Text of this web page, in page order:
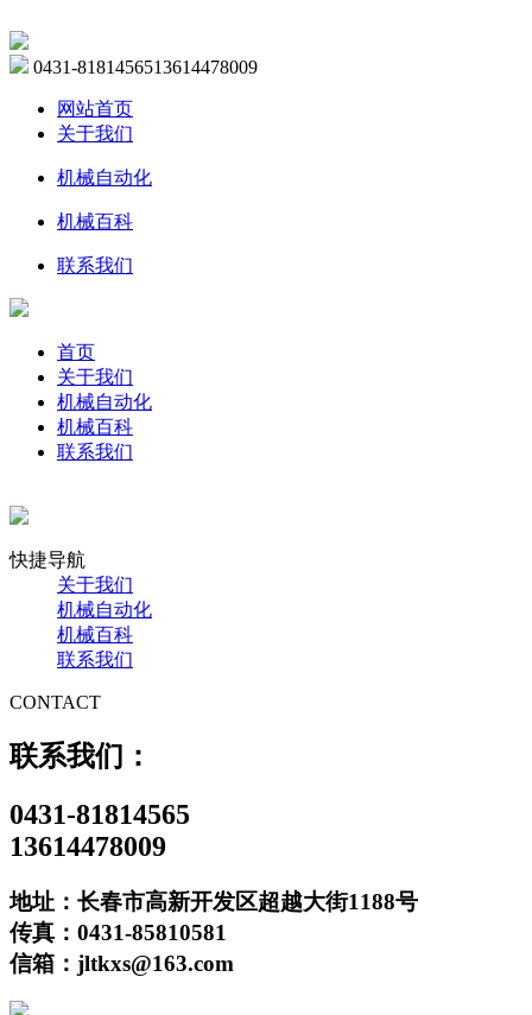
0431-8181456513614478009
网站首页
关于我们
机械自动化
机械百科
联系我们
首页
关于我们
机械自动化
机械百科
联系我们
快捷导航
关于我们
机械自动化
机械百科
联系我们
CONTACT
联系我们：
0431-81814565
13614478009
地址：长春市高新开发区超越大街1188号
传真：0431-85810581
信箱：jltkxs@163.com